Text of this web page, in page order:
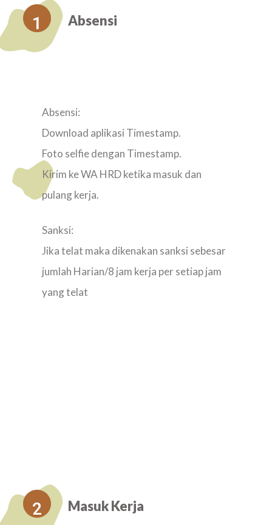
1 Absensi
Absensi:
Download aplikasi Timestamp.
Foto selfie dengan Timestamp.
Kirim ke WA HRD ketika masuk dan
pulang kerja.
Sanksi:
Jika telat maka dikenakan sanksi sebesar
jumlah Harian/8 jam kerja per setiap jam
yang telat
2 Masuk Kerja